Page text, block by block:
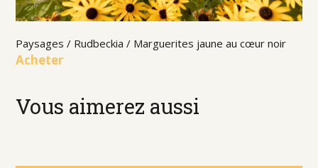
Vous aimerez aussi
Paysages / Rudbeckia / Marguerites jaune au cœur noir
Acheter